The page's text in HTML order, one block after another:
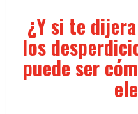
¿Y si te
los
puede ser